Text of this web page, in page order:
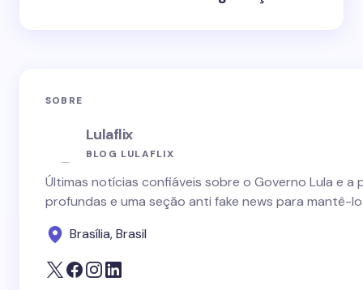
SOBRE
Lulaflix
BLOG LULAFLIX
Últimas notícias confiáveis sobre o Governo Lula e
profundas e uma seção anti fake news para mantê-
Brasília, Brasil